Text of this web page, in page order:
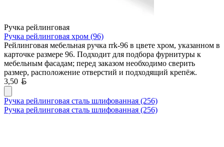
Ручка рейлинговая
Ручка рейлинговая хром (96)
Рейлинговая мебельная ручка rrk-96 в цвете хром, указанном в
карточке размере 96. Подходит для подбора фурнитуры к
мебельным фасадам; перед заказом необходимо сверить
размер, расположение отверстий и подходящий крепёж.
3,50
Ручка рейлинговая сталь шлифованная (256)
Ручка рейлинговая сталь шлифованная (256)